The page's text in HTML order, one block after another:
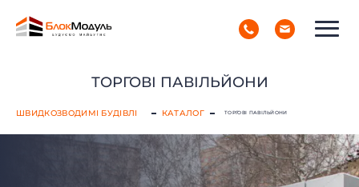
РУС
УКР
ТОРГОВІ ПАВІЛЬЙОНИ
ШВИДКОЗВОДИМІ БУДІВЛІ КАТАЛОГ ТОРГОВІ ПАВІЛЬЙОНИ